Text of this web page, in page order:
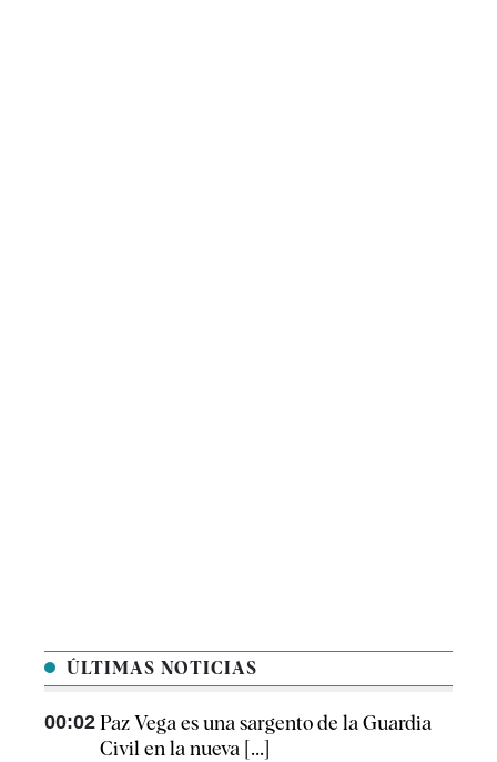
ÚLTIMAS NOTICIAS
00:02 Paz Vega es una sargento de la Guardia
Civil en la nueva [...]